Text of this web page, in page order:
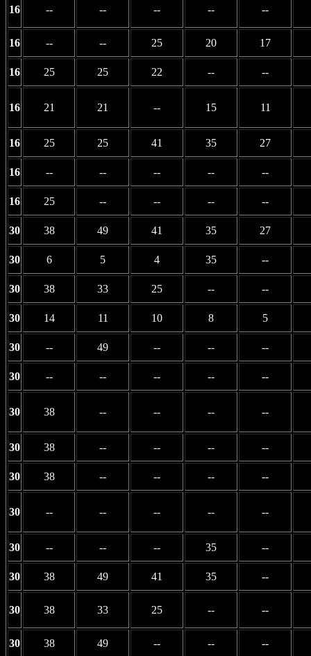
16 -- -- -- -- --
16 -- -- 25 20 17
16 25 25 22 -- --
16 21 21 -- 15 11
16 25 25 41 35 27
16 -- -- -- -- --
16 25 -- -- -- --
30 38 49 41 35 27
30 6 5 4 35 --
30 38 33 25 -- --
30 14 11 10 8 5
30 -- 49 -- -- --
30 -- -- -- -- --
30 38 -- -- -- --
30 38 -- -- -- --
30 38 -- -- -- --
30 -- -- -- -- --
30 -- -- -- 35 --
30 38 49 41 35 --
30 38 33 25 -- --
30 38 49 -- -- --